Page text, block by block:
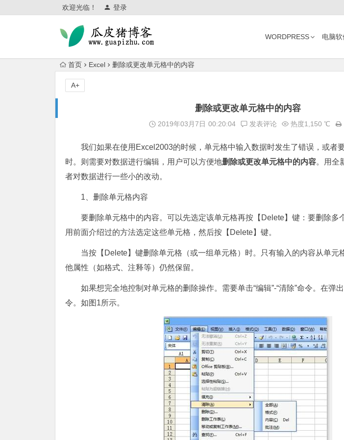
欢迎光临！ 登录
WORDPRESS 电脑软
首页 Excel 删除或更改单元格中的内容
删除或更改单元格中的内容
2019年03月7日 00:20:04 发表评论 热度1,150 ℃
我们如果在使用Excel2003的时候，单元格中输入数据时发生了错误，或者
时。则需要对数据进行编辑，用户可以方便地删除或更改单元格中的内容。用全
者对数据进行一些小的改动。
1、删除单元格内容
要删除单元格中的内容。可以先选定该单元格再按【Delete】键：要删除多
用前面介绍过的方法选定这些单元格，然后按【Delete】键。
当按【Delete】键删除单元格（或一组单元格）时。只有输入的内容从单元
他属性（如格式、注释等）仍然保留。
如果想完全地控制对单元格的删除操作。需要单击“编辑”-“清除”命令。在弹
令。如图1所示。
A+